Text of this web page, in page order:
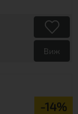
Виж
-14%